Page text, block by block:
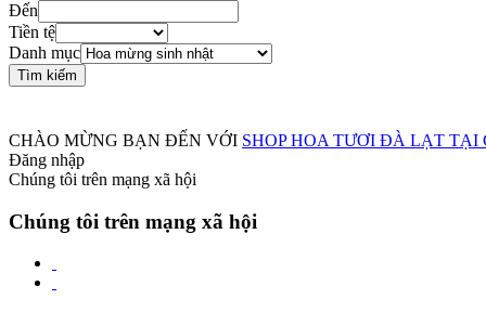
Đến
Tiền tệ
Danh mục
CHÀO MỪNG BẠN ĐẾN VỚI SHOP HOA TƯƠI ĐÀ LẠT TẠI
Đăng nhập
Chúng tôi trên mạng xã hội
Chúng tôi trên mạng xã hội